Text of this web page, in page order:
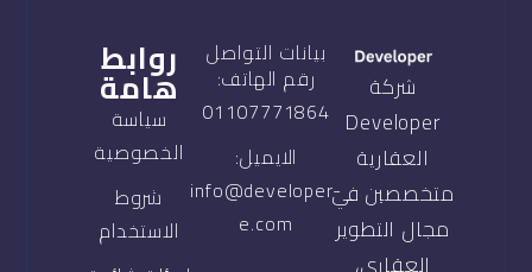
شركة
Developer
العقارية
متخصصين في
مجال التطوير
بيانات التواصل
رقم الهاتف:
01107771864
الايميل:
info@developer-
e.com
روابط
هامة
سياسة
الخصوصية
شروط
الاستخدام